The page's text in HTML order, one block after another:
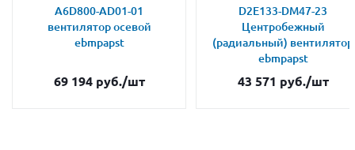
A6D800-AD01-01
вентилятор осевой
ebmpapst
69 194руб./шт
D2E133-DM47-23
Центробежный
(радиальный) вентилятор
ebmpapst
43 571 руб./шт